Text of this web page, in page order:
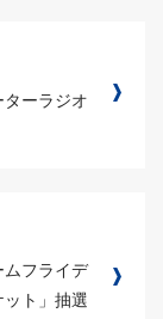
ーラジオ
フライデ
ト」抽選